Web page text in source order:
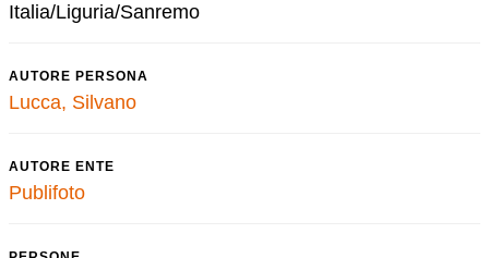
Italia/Liguria/Sanremo
AUTORE PERSONA
Lucca, Silvano
AUTORE ENTE
Publifoto